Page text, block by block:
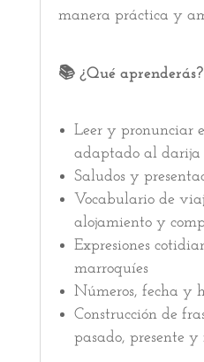
manera práctica y
📚 ¿Qué aprenderás?
Leer y pronunciar
adaptado al darija
Saludos y
Vocabulario de
alojamiento y
Expresiones
marroquíes
Números, fecha y
Construcción de
pasado, presente